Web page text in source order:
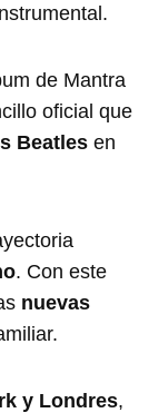
de Mantra
oficial que
Beatles en
. Con este
nuevas
y Londres,